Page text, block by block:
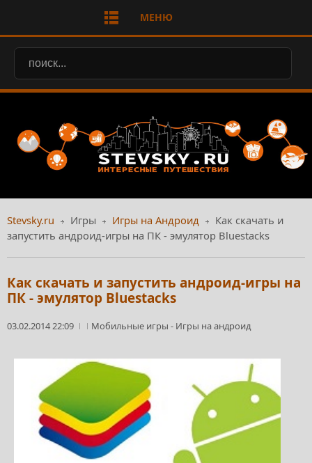
МЕНЮ
Stevsky.ru Игры Игры на Андроид
Как скачать и
запустить андроид-игры на ПК - эмулятор Bluestacks
Как скачать и запустить андроид-игры на
ПК - эмулятор Bluestacks
03.02.2014 22:09 Мобильные игры - Игры на андроид